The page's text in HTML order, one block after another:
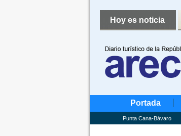
Hoy es noticia
Portada
Punta Cana-Bávaro